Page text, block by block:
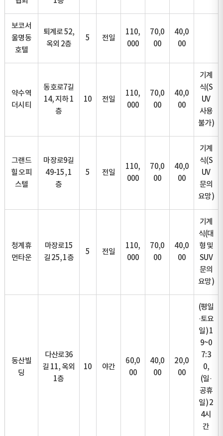
보코서
울명동
호텔
퇴계로 52,
옥외 2층
5 전일
110,
000
70,0
00
40,0
00
약수역
더시티
동호로7길
14, 지하 1
층
10 전일
110,
000
70,0
00
40,0
00
기계
식(S
UV
사용
불가)
그랜드
힐 오피
스텔
마장로9길
49-15, 1
층
5 전일
110,
000
70,0
00
40,0
00
기계
식(S
UV
문의
요망)
청계휴
먼타운
마장로15
길 25, 1층
5 전일
110,
000
70,0
00
40,0
00
기계
식(대
형 및
SUV
문의
요망)
동산빌
딩
다산로36
길 11, 옥외
1층
10 야간
60,0
00
40,0
00
20,0
00
(평일
·토요
일) 1
9~0
7:3
0,
(일·
공휴
일) 2
4시
간